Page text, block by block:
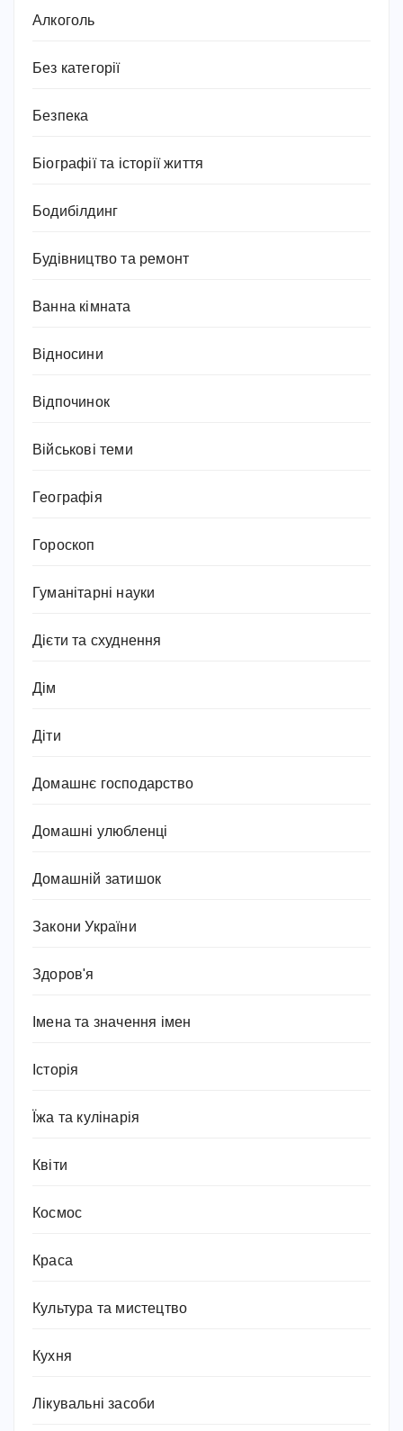
Алкоголь
Без категорії
Безпека
Біографії та історії життя
Бодибілдинг
Будівництво та ремонт
Ванна кімната
Відносини
Відпочинок
Військові теми
Географія
Гороскоп
Гуманітарні науки
Дієти та схуднення
Дім
Діти
Домашнє господарство
Домашні улюбленці
Домашній затишок
Закони України
Здоров'я
Імена та значення імен
Історія
Їжа та кулінарія
Квіти
Космос
Краса
Культура та мистецтво
Кухня
Лікувальні засоби